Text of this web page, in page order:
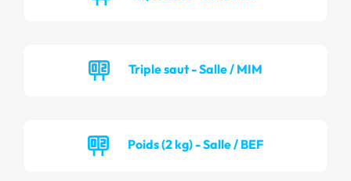
Triple saut - Salle / MIM
Poids (2 kg) - Salle / BEF